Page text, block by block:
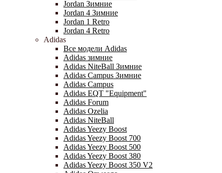
Jordan Зимние
Jordan 4 Зимние
Jordan 1 Retro
Jordan 4 Retro
Adidas
Все модели Adidas
Adidas зимние
Adidas NiteBall Зимние
Adidas Campus Зимние
Adidas Campus
Adidas EQT "Equipment"
Adidas Forum
Adidas Ozelia
Adidas NiteBall
Adidas Yeezy Boost
Adidas Yeezy Boost 700
Adidas Yeezy Boost 500
Adidas Yeezy Boost 380
Adidas Yeezy Boost 350 V2